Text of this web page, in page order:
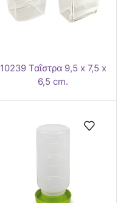
10239 Ταΐστρα 9,5 x 7,5 x
6,5 cm.